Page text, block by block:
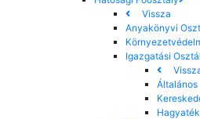
Vissza
Anyakönyvi
Igazgatási
Általános